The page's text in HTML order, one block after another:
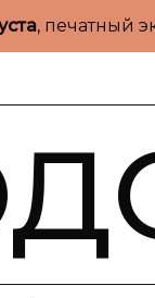
, печатный